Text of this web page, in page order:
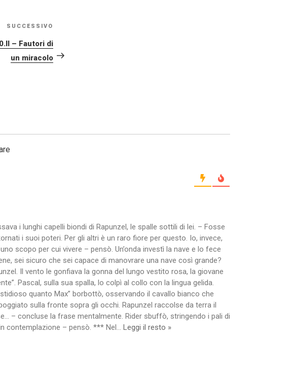
successivo
SUCCESSIVO
– Fautori di
un miracolo
i lunghi capelli biondi di Rapunzel, le spalle sottili di lei. – Fosse
i suoi poteri. Per gli altri è un raro fiore per questo. Io, invece,
scopo per cui vivere – pensò. Un’onda investì la nave e lo fece
sei sicuro che sei capace di manovrare una nave così grande?
Il vento le gonfiava la gonna del lungo vestito rosa, la giovane
Pascal, sulla sua spalla, lo colpì al collo con la lingua gelida.
quanto Max” borbottò, osservando il cavallo bianco che
sulla fronte sopra gli occhi. Rapunzel raccolse da terra il
– concluse la frase mentalmente. Rider sbuffò, stringendo i pali di
contemplazione – pensò. *** Nel … Leggi il resto »